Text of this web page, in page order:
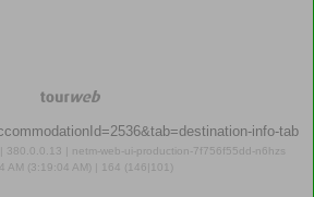
TourWeb
©
info-tab
380.0.0.13 | netm-web-ui-production-7f756f55dd-n6hzs
AM (3:19:04 AM) | 164 (146|101)